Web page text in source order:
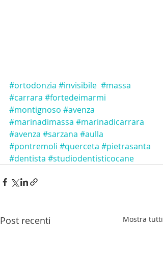
#ortodonzia #invisibile #massa
#carrara #fortedeimarmi
#montignoso #avenza
#marinadimassa #marinadicarrara
#avenza #sarzana #aulla
#pontremoli #querceta #pietrasanta
#dentista #studiodentisticocane
Post recenti Mostra tutti